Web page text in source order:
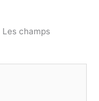
g
Les champs